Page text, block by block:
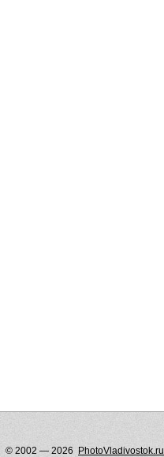
© 2002 — 2026 PhotoVladivostok.ru